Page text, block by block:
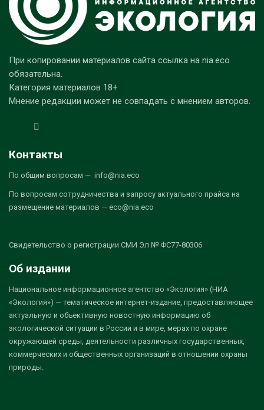
При копировании материалов сайта ссылка на nia.eco
обязательна.
Категория материалов 18+
Мнение редакции может не совпадать с мнением авторов.
Контакты
По общим вопросам — info@nia.eco
По вопросам сотрудничества и запросу актуального прайса на
размещение материалов — eco@nia.eco
Свидетельство о регистрации СМИ Эл № ФС77-80306
Об издании
Национальное информационное агентство «Экология» (НИА
«Экология») — тематическое интернет-издание, предоставляющее
актуальную и объективную новостную информацию об
экологической ситуации в России и в мире, мерах по охране
окружающей среды, деятельности различных государственных,
коммерческих и общественных организаций в отношении охраны
природы.